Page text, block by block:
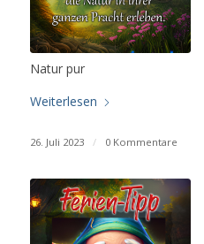
Natur pur
Weiterlesen
26. Juli 2023 / 0 Kommentare